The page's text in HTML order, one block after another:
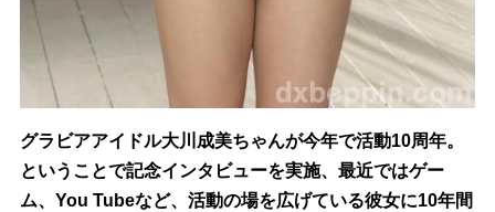
グラビアアイドル大川成美ちゃんが今年で活動10周年。
ということで記念インタビューを実施、最近ではゲー
ム、You Tubeなど、活動の場を広げている彼女に10年間